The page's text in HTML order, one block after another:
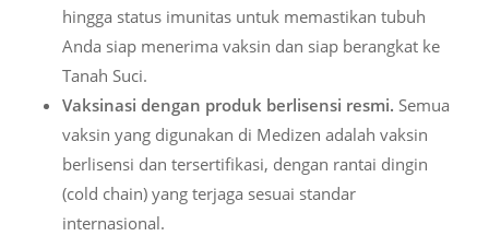
hingga status imunitas untuk memastikan tubuh
Anda siap menerima vaksin dan siap berangkat ke
Tanah Suci.
Vaksinasi dengan produk berlisensi resmi. Semua
vaksin yang digunakan di Medizen adalah vaksin
berlisensi dan tersertifikasi, dengan rantai dingin
(cold chain) yang terjaga sesuai standar
internasional.